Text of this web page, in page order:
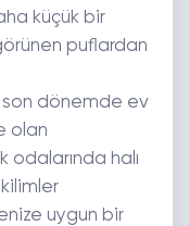
küçük bir
puflardan
son dönemde ev
olan
odalarında halı
uygun bir